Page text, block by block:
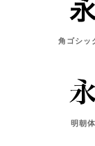
角ゴシッ
明朝体